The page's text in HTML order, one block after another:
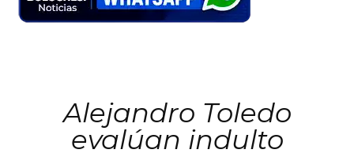
Alejandro Toledo
evalúan indulto